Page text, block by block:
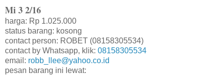
Mi 3 2/16
harga: Rp 1.025.000
status barang: kosong
contact person: ROBET (08158305534)
contact by Whatsapp, klik: 08158305534
email: robb_llee@yahoo.co.id
pesan barang ini lewat: